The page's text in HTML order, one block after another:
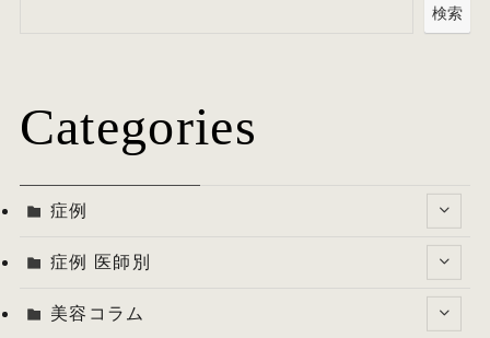
検索
Categories
症例
症例 医師別
美容コラム